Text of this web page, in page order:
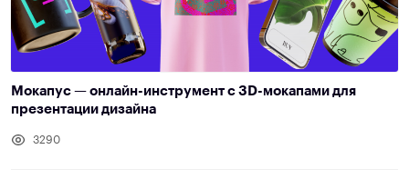
Мокапус — онлайн-инструмент c 3D-мокапами для
презентации дизайна
3290